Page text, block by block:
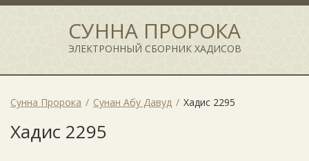
СУННА ПРОРОКА
ЭЛЕКТРОННЫЙ СБОРНИК ХАДИСОВ
Сунна Пророка Сунан Абу Давуд Хадис 2295
Хадис 2295